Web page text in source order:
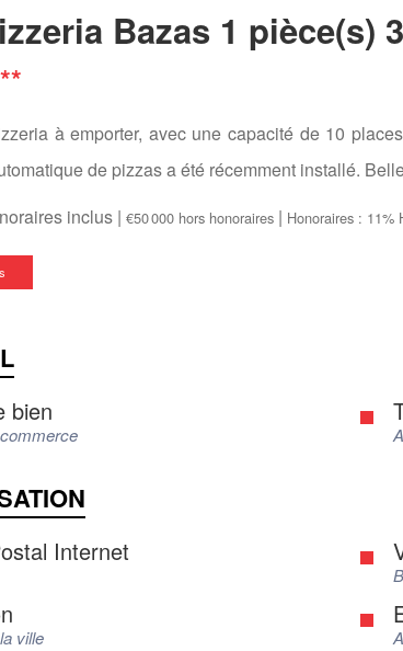
Bazas 1 pièce(s)
**
à emporter, avec une capacité de 10
de pizzas a été récemment installé.
inclus | €50 000 hors honoraires | Honoraires : 11%
bien
Internet
ville